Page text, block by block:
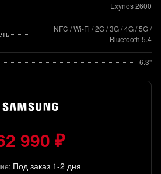
Exynos 2600
NFC / Wi-Fi / 2G / 3G / 4G / 5G /
Bluetooth 5.4
6.3"
990 ₽
Под заказ 1-2 дня